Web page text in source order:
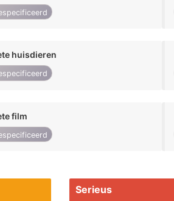
huisdieren
film
Serieus